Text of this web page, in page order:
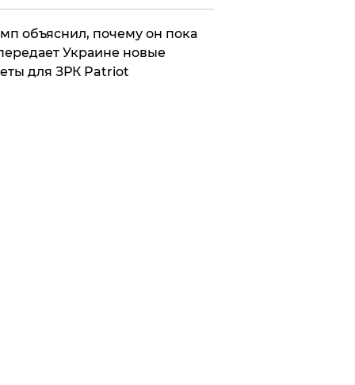
объяснил, почему он пока
Украине новые
для ЗРК Patriot